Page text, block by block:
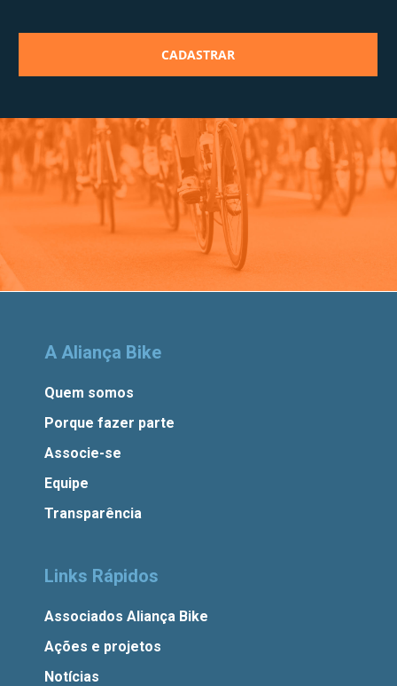
A Aliança Bike
Quem somos
Porque fazer parte
Associe-se
Equipe
Transparência
Links Rápidos
Associados Aliança Bike
Ações e projetos
Notícias